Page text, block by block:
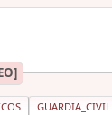
GUARDIA_CIVIL